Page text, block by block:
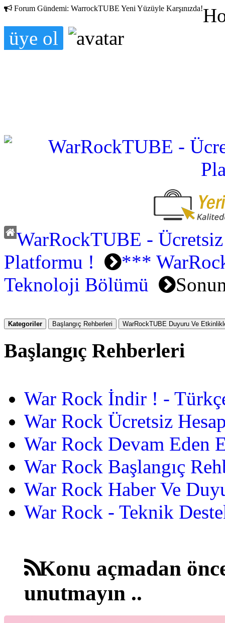
Forum Gündemi: WarrockTUBE Yeni Yüzüyle Karşınızda!
üye ol
WarRockTUBE -
Platformu !
***
Teknoloji Bölümü
Kategoriler Başlangıç Rehberleri WarRockTUBE Duyuru Ve
Başlangıç Rehberleri
War Rock İndir ! -
War Rock Ücretsiz
War Rock Devam Eden
War Rock Başlangıç
War Rock Haber Ve
War Rock - Teknik
Konu açmadan
unutmayın ..